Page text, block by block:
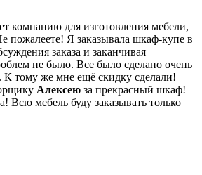
компанию для изготовления мебели,
пожалеете! Я заказывала шкаф-купе в
заказа и заканчивая
не было. Все было сделано очень
К тому же мне ещё скидку сделали!
Алексею за прекрасный шкаф!
Всю мебель буду заказывать только